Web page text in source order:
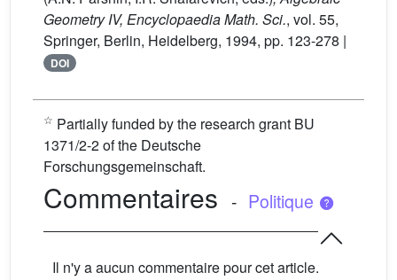
Geometry IV, Encyclopaedia Math. Sci., vol. 55,
Springer, Berlin, Heidelberg, 1994, pp. 123-278 |
DOI
☆ Partially funded by the research grant BU
1371/2-2 of the Deutsche
Forschungsgemeinschaft.
Commentaires - Politique
Il n'y a aucun commentaire pour cet article.